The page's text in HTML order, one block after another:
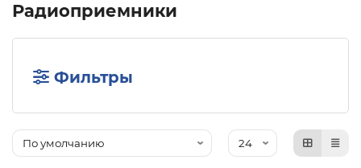
Радиоприемники
Фильтры